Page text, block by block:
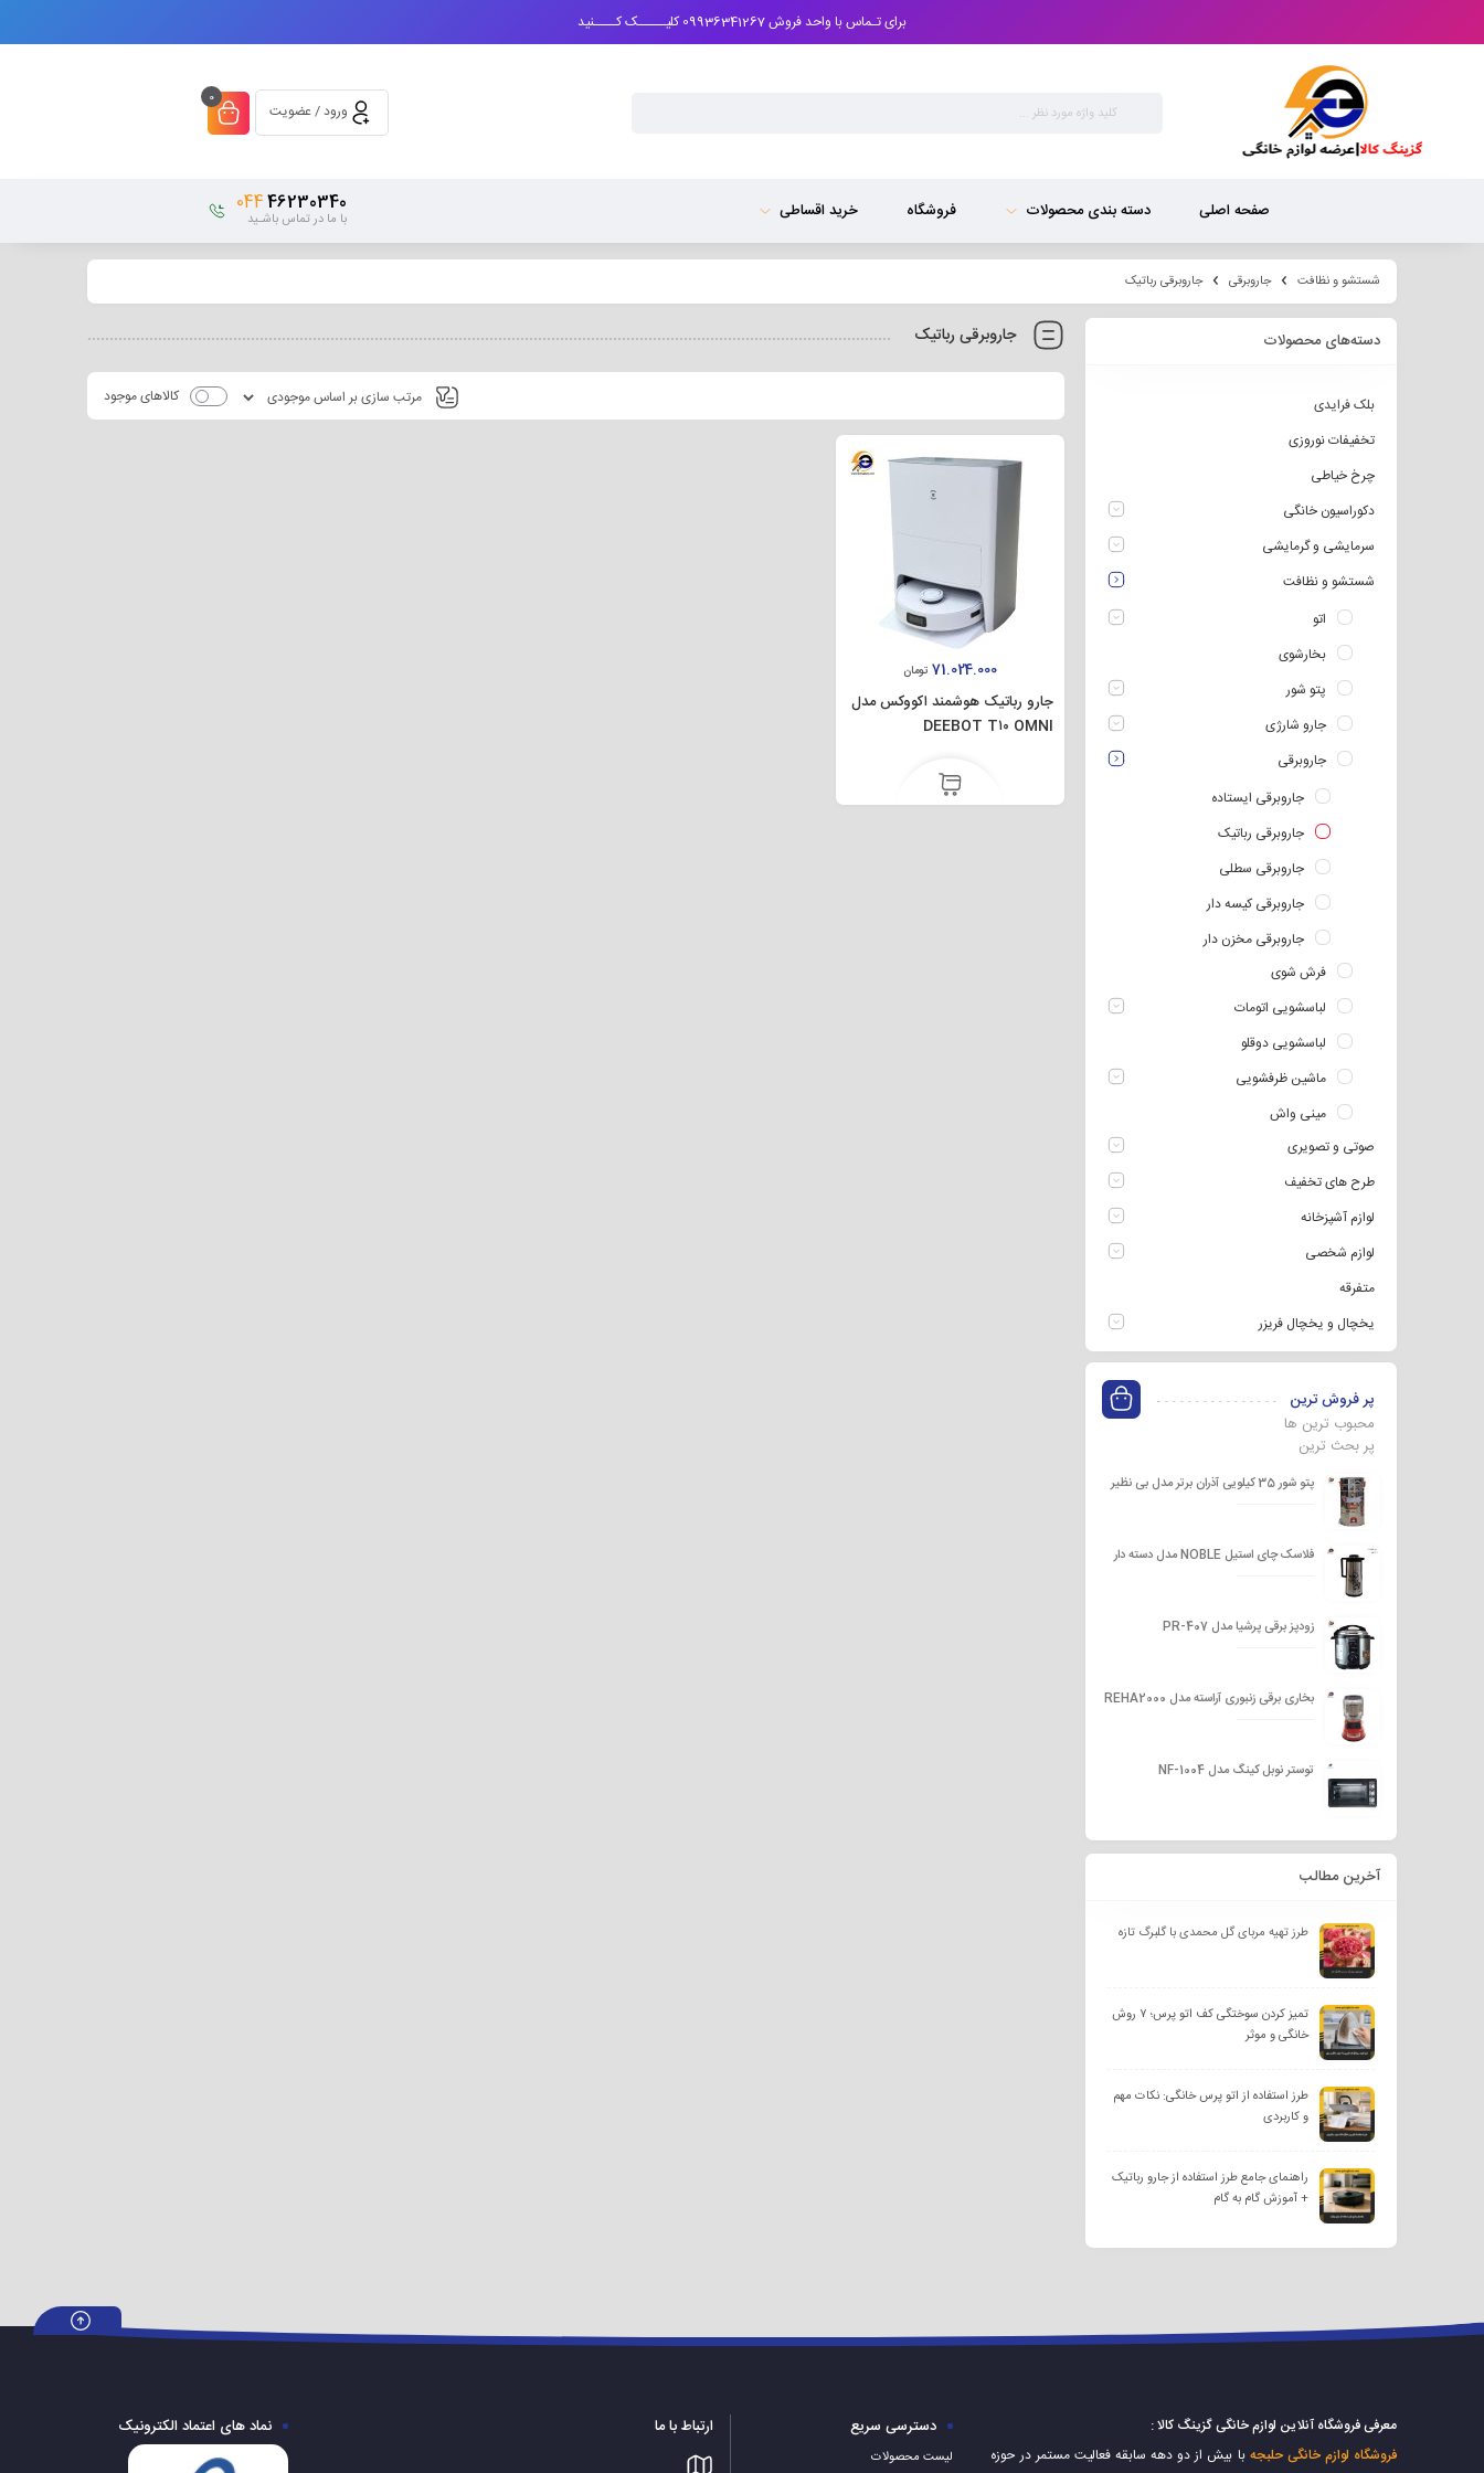
برای تـماس با واحد فروش 09936341267 کلیـــــک کــــنید
ورود / عضویت
0
صفحه اصلی دسته بندی محصولات فروشگاه خرید اقساطی 46230340
044
با ما در تماس باشـید
شستشو و نظافت جاروبرقی جاروبرقی رباتیک
جاروبرقی رباتیک
کالاهای موجود
71.024.000 تومان
جارو رباتیک هوشمند اکووکس مدل
DEEBOT T۱۰ OMNI
دسته‌های محصولات
بلک فرایدی
تخفیفات نوروزی
چرخ خیاطی
دکوراسیون خانگی
سرمایشی و گرمایشی
شستشو و نظافت
اتو
بخارشوی
پتو شور
جارو شارژی
جاروبرقی
جاروبرقی ایستاده
جاروبرقی رباتیک
جاروبرقی سطلی
جاروبرقی کیسه دار
جاروبرقی مخزن دار
فرش شوی
لباسشویی اتومات
لباسشویی دوقلو
ماشین ظرفشویی
مینی واش
صوتی و تصویری
طرح های تخفیف
لوازم آشپزخانه
لوازم شخصی
متفرقه
یخچال و یخچال فریزر
پر فروش ترین
محبوب ترین ها
پر بحث ترین
پتو شور 35 کیلویی آذران برتر مدل بی نظیر
فلاسک چای استیل NOBLE مدل دسته دار
زودپز برقی پرشیا مدل PR-407
بخاری برقی زنبوری آراسته مدل REHA2000
توستر نوبل کینگ مدل NF-1004
آخرین مطالب
طرز تهیه مربای گل محمدی با گلبرگ تازه
تمیز کردن سوختگی کف اتو پرس؛ ۷ روش
خانگی و موثر
طرز استفاده از اتو پرس خانگی: نکات مهم
و کاربردی
راهنمای جامع طرز استفاده از جارو رباتیک
+ آموزش گام به گام
معرفی فروشگاه آنلاین لوازم خانگی گزینگ کالا :
فروشگاه لوازم خانگی حلبجه با بیش از دو دهه سابقه فعالیت مستمر در حوزه
دسترسی سریع
لیست محصولات
ارتباط با ما نماد های اعتماد الکترونیک